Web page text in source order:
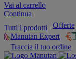
Vai al carrello
Continua
Tutti i prodotti
Offerte
Manutan Expert
Traccia il tuo ordine